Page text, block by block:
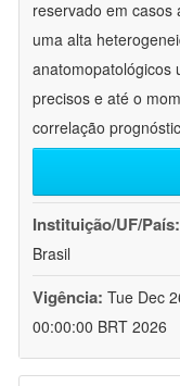
reservado em casos
uma alta
anatomopatológicos
precisos e até o
correlação
Instituição/UF/País:
Brasil
Vigência: Tue Dec
00:00:00 BRT 2026